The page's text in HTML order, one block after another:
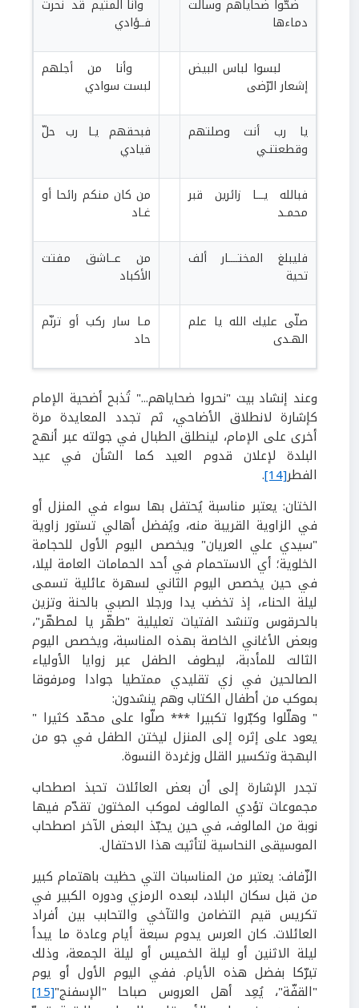
ضحّوا ضحاياهم وسالت
دماءها
وأنا المتيم قد نحرت
فــؤادي
لبسوا لباس البيض
إشعار الرّضى
وأنا من أجلهم
لبست سوادي
يا رب أنت وصلتهم
وقطعتنـي
فبحقهم يـا رب حلّ
قيادي
فبالله يـــا زائرين قبر
محمـد
من كان منكم رائحا أو
غـاد
فليبلغ المختــــار ألف
تحية
من عــاشق مفتت
الأكباد
صلّى عليك الله يا علم
الهـدى
مـا سار ركب أو ترنّم
حاد
وعند إنشاد بيت "نحروا ضحاياهم..." تُذبح أضحية الإمام
كإشارة لانطلاق الأضاحي، ثم تجدد المعايدة مرة
أخرى على الإمام، لينطلق الطبال في جولته عبر أنهج
البلدة لإعلان قدوم العيد كما الشأن في عيد
الفطر[14]
.
الختان: يعتبر مناسبة يُحتفل بها سواء في المنزل أو
في الزاوية القريبة منه، ويُفضل أهالي تستور زاوية
"سيدي علي العريان" ويخصص اليوم الأول للحجامة
الخلوية؛ أي الاستحمام في أحد الحمامات العامة ليلا،
في حين يخصص اليوم الثاني لسهرة عائلية تسمى
ليلة الحناء، إذ تخضب يدا ورجلا الصبي بالحنة وتزين
بالحرقوس وتنشد الفتيات تعليلية "طهّر يا لمطهّر"،
وبعض الأغاني الخاصة بهذه المناسبة، ويخصص اليوم
الثالث للمأدبة، ليطوف الطفل عبر زوايا الأولياء
الصالحين في زي تقليدي ممتطيا جوادا ومرفوقا
بموكب من أطفال الكتاب وهم ينشدون:
" وهلّلوا وكبّروا تكبيرا *** صلّوا على محمّد كثيرا "
يعود على إثره إلى المنزل ليختن الطفل في جو من
البهجة وتكسير القلل وزغردة النسوة.
تجدر الإشارة إلى أن بعض العائلات تحبذ اصطحاب
مجموعات تؤدي المالوف لموكب المختون تقدّم فيها
نوبة من المالوف، في حين يحبّذ البعض الآخر اصطحاب
الموسيقى النحاسية لتأثيث هذا الاحتفال.
الزّفاف: يعتبر من المناسبات التي حظيت باهتمام كبير
من قبل سكان البلاد، لبعده الرمزي ودوره الكبير في
تكريس قيم التضامن والتآخي والتحابب بين أفراد
العائلات. كان العرس يدوم سبعة أيام وعادة ما يبدأ
ليلة الاثنين أو ليلة الخميس أو ليلة الجمعة، وذلك
تبرّكا بفضل هذه الأيام. ففي اليوم الأول أو يوم
"القفّة"، يُعِد أهل العروس صباحا "الإسفنج"[15]